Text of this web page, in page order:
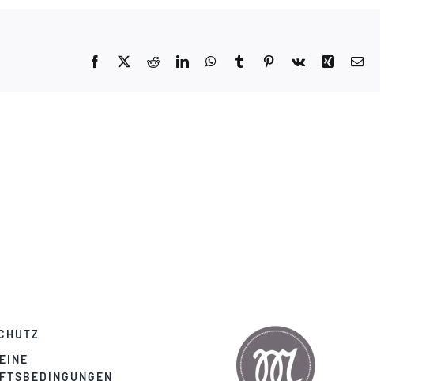
Facebook Reddit LinkedInWhatsApp
TumblrPinterest
Vk Xing